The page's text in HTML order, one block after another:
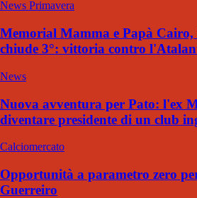
News Primavera
Memorial Mamma e Papà
chiude 3°: vittoria contro
News
Nuova avventura per Pato: l'ex
diventare presidente di un club
Calciomercato
Opportunità a parametro zero
Guerreiro